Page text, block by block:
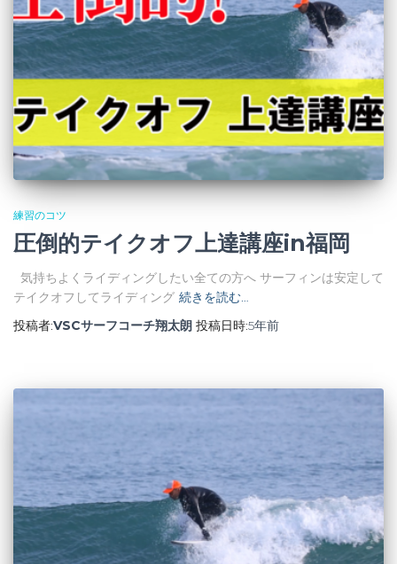
練習のコツ
圧倒的テイクオフ上達講座in福岡
気持ちよくライディングしたい全ての方へ サーフィンは安定して
テイクオフしてライディング 続きを読む…
投稿者:VSCサーフコーチ翔太朗 投稿日時:5年前